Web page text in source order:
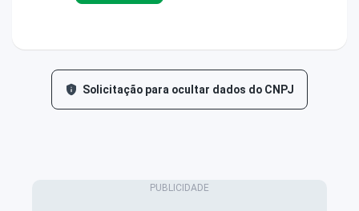
Solicitação para ocultar dados do CNPJ